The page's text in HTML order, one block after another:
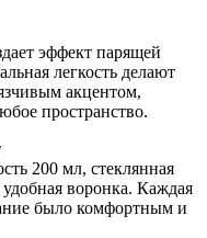
эффект парящей
легкость делают
акцентом,
пространство.
200 мл, стеклянная
воронка. Каждая
было комфортным и